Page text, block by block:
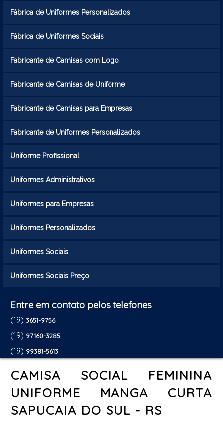
Fábrica de Uniformes Personalizados
Fábrica de Uniformes Sociais
Fabricante de Camisas com Logo
Fabricante de Camisas de Uniforme
Fabricante de Camisas para Empresas
Fabricante de Uniformes Personalizados
Uniforme Profissional
Uniformes Administrativos
Uniformes para Empresas
Uniformes Personalizados
Uniformes Sociais
Uniformes Sociais Preço
Entre em contato pelos telefones
(19) 3651-9756
(19) 97160-3285
(19) 99381-5613
CAMISA SOCIAL FEMININA
UNIFORME MANGA CURTA
SAPUCAIA DO SUL - RS